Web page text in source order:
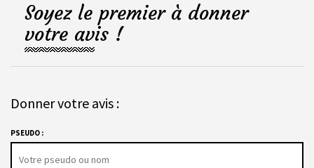
Soyez le premier à donner
votre avis !
Donner votre avis :
PSEUDO :